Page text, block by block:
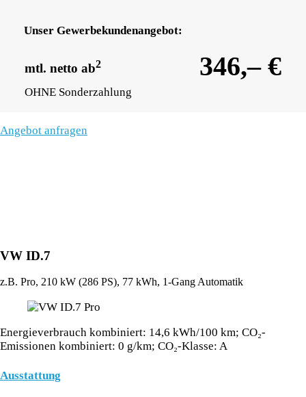
Unser Gewerbekundenangebot:
mtl. netto ab2 346,– €
OHNE Sonderzahlung
Angebot anfragen
VW ID.7
z.B. Pro, 210 kW (286 PS), 77 kWh, 1-Gang Automatik
Energieverbrauch kombiniert: 14,6 kWh/100 km; CO₂-
Emissionen kombiniert: 0 g/km; CO₂-Klasse: A
Ausstattung